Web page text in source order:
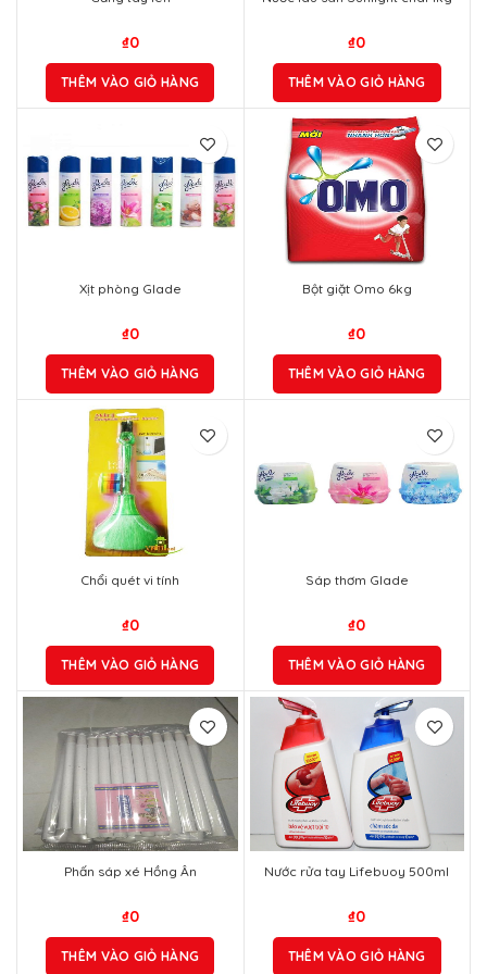
₫0
THÊM VÀO GIỎ HÀNG
₫0
THÊM VÀO GIỎ HÀNG
Xịt phòng Glade
₫0
THÊM VÀO GIỎ HÀNG
Bột giặt Omo 6kg
₫0
THÊM VÀO GIỎ HÀNG
Chổi quét vi tính
₫0
THÊM VÀO GIỎ HÀNG
Sáp thơm Glade
₫0
THÊM VÀO GIỎ HÀNG
Phấn sáp xé Hồng Ân
₫0
THÊM VÀO GIỎ HÀNG
Nước rửa tay Lifebuoy 500ml
₫0
THÊM VÀO GIỎ HÀNG